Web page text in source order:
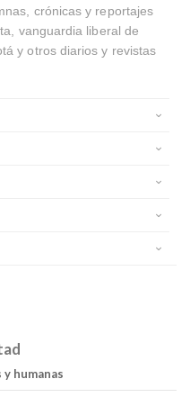
crónicas y reportajes
vanguardia liberal de
y otros diarios y revistas
humanas